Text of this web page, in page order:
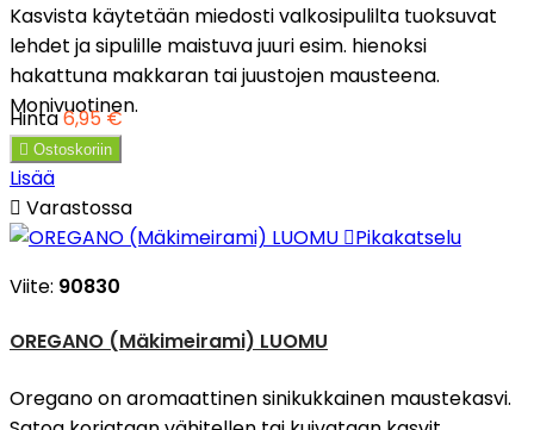
Kasvista käytetään miedosti valkosipulilta tuoksuvat
lehdet ja sipulille maistuva juuri esim. hienoksi
hakattuna makkaran tai juustojen mausteena.
Monivuotinen.
Hinta6,95 €
 Ostoskoriin
Lisää
 Varastossa
Pikakatselu
Viite: 90830
OREGANO (Mäkimeirami) LUOMU
Oregano on aromaattinen sinikukkainen maustekasvi.